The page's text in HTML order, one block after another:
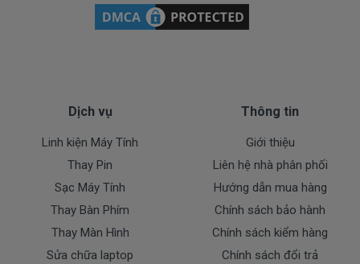
Bạn chưa biếtsạc Laptop
này có phù hợp với máy
của mình hay không?
Bạn chưa biết máy HP của mình là dòng nào?
Bạn yên tâm nhé.
Dịch vụ
Linh kiện Máy Tính
Thay Pin
Sạc Máy Tính
Thay Bàn Phím
Thay Màn Hình
Sửa chữa laptop
Thông tin
Giới thiệu
Liên hệ nhà phân phối
Hướng dẫn mua hàng
Chính sách bảo hành
Chính sách kiểm hàng
Chính sách đổi trả